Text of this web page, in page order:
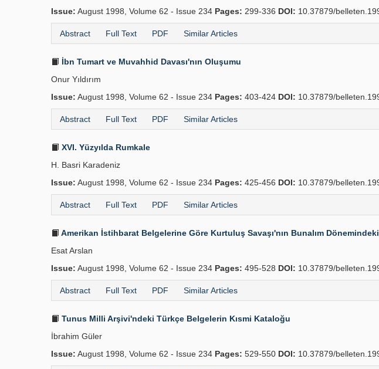
Issue: August 1998, Volume 62 - Issue 234 Pages: 299-336 DOI: 10.37879/
Abstract Full Text PDF Similar Articles
İbn Tumart ve Muvahhid Davası'nın Oluşumu
Onur Yıldırım
Issue: August 1998, Volume 62 - Issue 234 Pages: 403-424 DOI: 10.37879/
Abstract Full Text PDF Similar Articles
XVI. Yüzyılda Rumkale
H. Basri Karadeniz
Issue: August 1998, Volume 62 - Issue 234 Pages: 425-456 DOI: 10.37879/
Abstract Full Text PDF Similar Articles
Amerikan İstihbarat Belgelerine Göre Kurtuluş Savaşı'nın Bunalım
Esat Arslan
Issue: August 1998, Volume 62 - Issue 234 Pages: 495-528 DOI: 10.37879/
Abstract Full Text PDF Similar Articles
Tunus Milli Arşivi'ndeki Türkçe Belgelerin Kısmi Kataloğu
İbrahim Güler
Issue: August 1998, Volume 62 - Issue 234 Pages: 529-550 DOI: 10.37879/